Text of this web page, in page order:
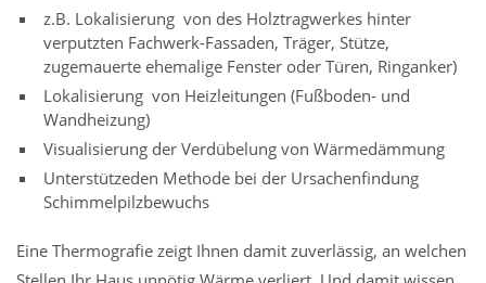
z.B. Lokalisierung von des Holztragwerkes hinter
verputzten Fachwerk-Fassaden, Träger, Stütze,
zugemauerte ehemalige Fenster oder Türen, Ringanker)
Lokalisierung von Heizleitungen (Fußboden- und
Wandheizung)
Visualisierung der Verdübelung von Wärmedämmung
Unterstützeden Methode bei der Ursachenfindung
Schimmelpilzbewuchs
Eine Thermografie zeigt Ihnen damit zuverlässig, an welchen